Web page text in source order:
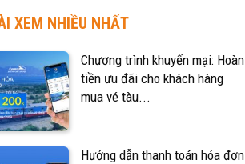
XEM NHIỀU NHẤT
Chương trình khuyến mại: Hoàn
tiền ưu đãi cho khách hàng
mua vé tàu...
Hướng dẫn thanh toán hóa đơn